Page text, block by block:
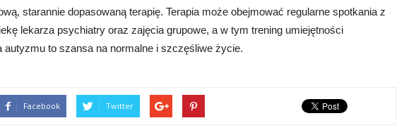
starannie dopasowaną terapię. Terapia może obejmować regularne spotkania z
lekarza psychiatry oraz zajęcia grupowe, a w tym trening umiejętności
autyzmu to szansa na normalne i szczęśliwe życie.
Facebook Twitter